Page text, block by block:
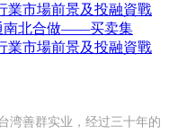
業市場前景及投融資戰
南北合做——买卖集
業市場前景及投融資戰
湾善群实业，经过三十年的